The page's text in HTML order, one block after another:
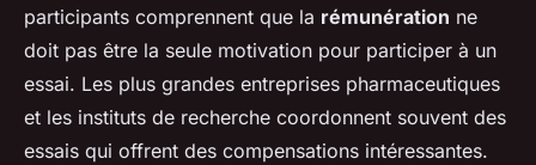
participants comprennent que la rémunération ne
doit pas être la seule motivation pour participer à un
essai. Les plus grandes entreprises pharmaceutiques
et les instituts de recherche coordonnent souvent des
essais qui offrent des compensations intéressantes.